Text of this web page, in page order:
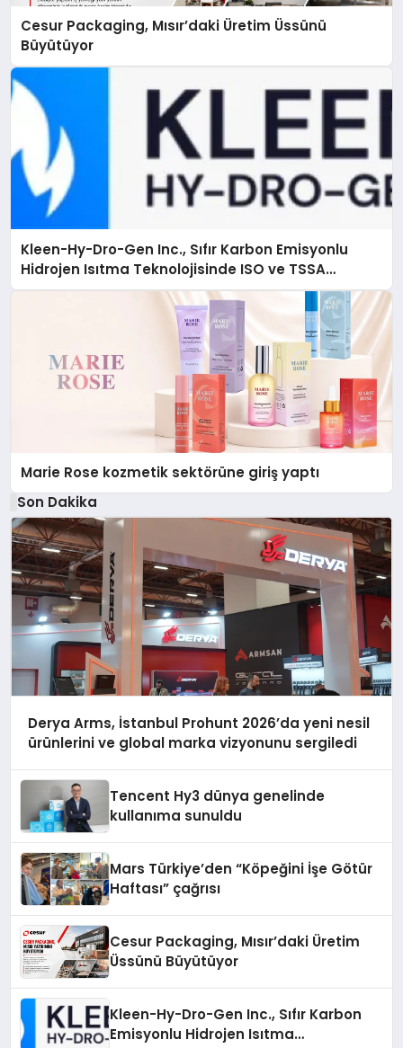
Cesur Packaging, Mısır’daki Üretim Üssünü
Büyütüyor
Kleen-Hy-Dro-Gen Inc., Sıfır Karbon Emisyonlu
Hidrojen Isıtma Teknolojisinde ISO ve TSSA
Düzenleyici Onaylarını Aldı
Marie Rose kozmetik sektörüne giriş yaptı
Son Dakika
Derya Arms, İstanbul Prohunt 2026’da yeni nesil
ürünlerini ve global marka vizyonunu sergiledi
Tencent Hy3 dünya genelinde
kullanıma sunuldu
Mars Türkiye’den “Köpeğini İşe Götür
Haftası” çağrısı
Cesur Packaging, Mısır’daki Üretim
Üssünü Büyütüyor
Kleen-Hy-Dro-Gen Inc., Sıfır Karbon
Emisyonlu Hidrojen Isıtma